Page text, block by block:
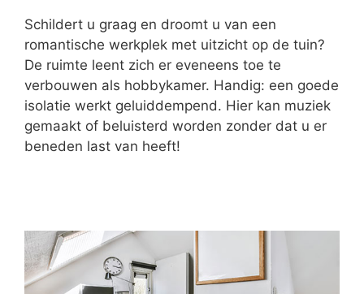
Schildert u graag en droomt u van een
romantische werkplek met uitzicht op de tuin?
De ruimte leent zich er eveneens toe te
verbouwen als hobbykamer. Handig: een goede
isolatie werkt geluiddempend. Hier kan muziek
gemaakt of beluisterd worden zonder dat u er
beneden last van heeft!